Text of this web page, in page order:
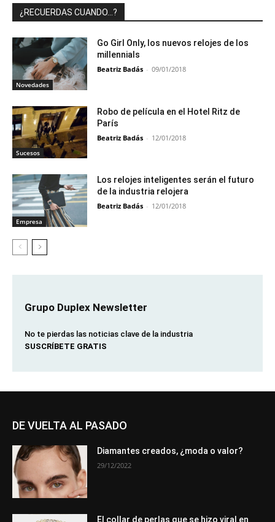
¿RECUERDAS CUANDO…?
Novedades
Go Girl Only, los nuevos relojes de los
millennials
Beatriz Badás - 09/01/2018
Sucesos
Robo de película en el Hotel Ritz de
París
Beatriz Badás - 12/01/2018
Empresa
Los relojes inteligentes serán el futuro
de la industria relojera
Beatriz Badás - 12/01/2018
Grupo Duplex Newsletter
No te pierdas las noticias clave de la industria
SUSCRÍBETE GRATIS
DE VUELTA AL PASADO
Diamantes creados, ¿moda o valor?
29/12/2022
El collar de perlas que se hizo viral en